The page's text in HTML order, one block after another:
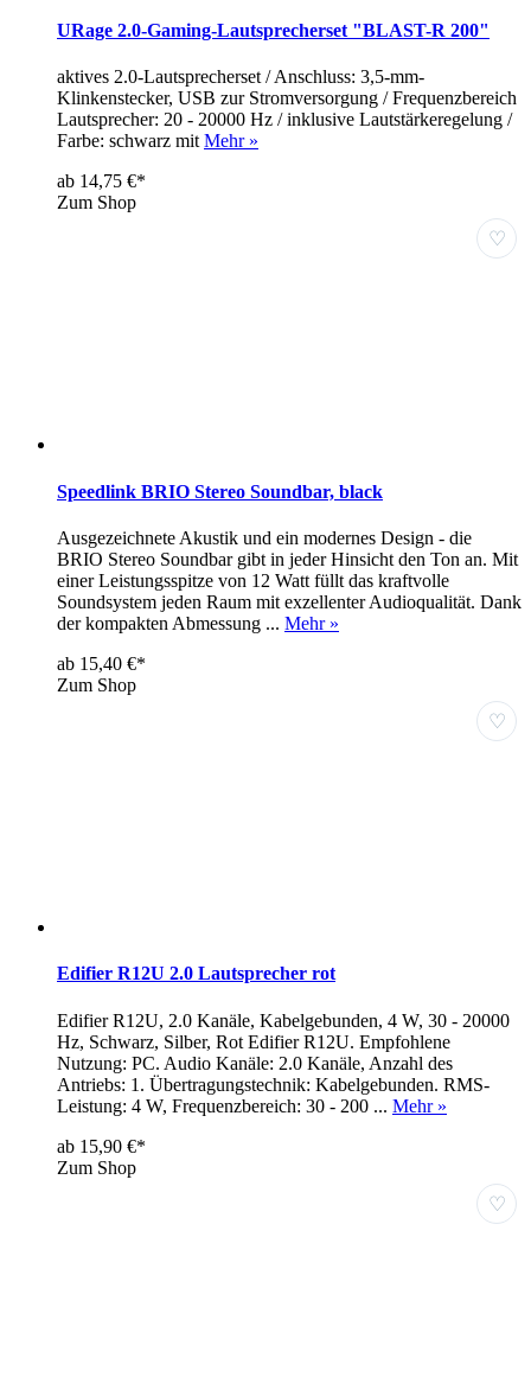
URage 2.0-Gaming-Lautsprecherset "BLAST-R 200"
aktives 2.0-Lautsprecherset / Anschluss: 3,5-mm-
Klinkenstecker, USB zur Stromversorgung / Frequenzbereich
Lautsprecher: 20 - 20000 Hz / inklusive Lautstärkeregelung /
Farbe: schwarz mitMehr »
ab 14,75 €*
Zum Shop
♡
Speedlink BRIO Stereo Soundbar, black
Ausgezeichnete Akustik und ein modernes Design - die
BRIO Stereo Soundbar gibt in jeder Hinsicht den Ton an. Mit
einer Leistungsspitze von 12 Watt füllt das kraftvolle
Soundsystem jeden Raum mit exzellenter Audioqualität. Dank
der kompakten Abmessung ... Mehr »
ab 15,40 €*
Zum Shop
♡
Edifier R12U 2.0 Lautsprecher rot
Edifier R12U, 2.0 Kanäle, Kabelgebunden, 4 W, 30 - 20000
Hz, Schwarz, Silber, Rot Edifier R12U. Empfohlene
Nutzung: PC. Audio Kanäle: 2.0 Kanäle, Anzahl des
Antriebs: 1. Übertragungstechnik: Kabelgebunden. RMS-
Leistung: 4 W, Frequenzbereich: 30 - 200 ... Mehr »
ab 15,90 €*
Zum Shop
♡